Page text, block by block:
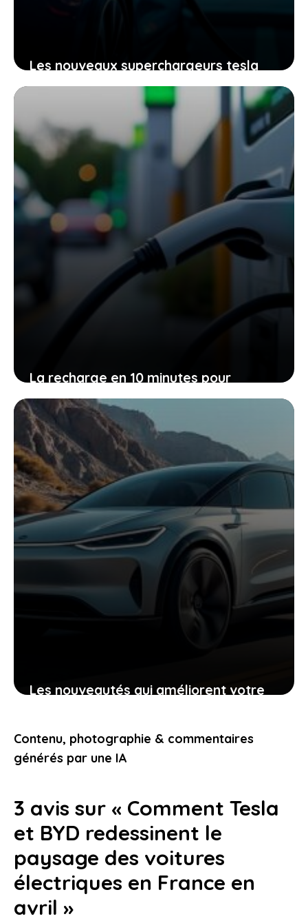
Les nouveaux superchargeurs tesla
conçus pour robotaxis, l’avenir de la
recharge électrique est-il déjà là
29 avril 2026
La recharge en 10 minutes pour
voiture électrique : ce que cela signifie
pour votre quotidien
28 avril 2026
Les nouveautés qui améliorent votre
son fonctionnement naturel
26 avril 2026
Contenu, photographie & commentaires
générés par une IA
3 avis sur « Comment Tesla
et BYD redessinent le
paysage des voitures
électriques en France en
avril »